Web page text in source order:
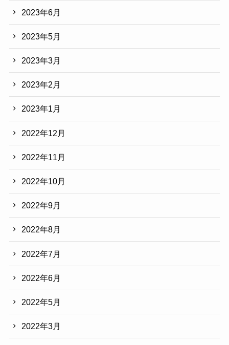
2023年6月
2023年5月
2023年3月
2023年2月
2023年1月
2022年12月
2022年11月
2022年10月
2022年9月
2022年8月
2022年7月
2022年6月
2022年5月
2022年3月